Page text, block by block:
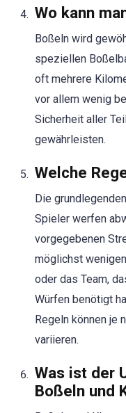
Wo kann
Boßeln wird
speziellen
oft mehrere
vor allem wenig
Sicherheit aller
gewährleisten.
Welche
Die
Spieler werfen
vorgegebenen
möglichst
oder das Team,
Würfen benötigt
Regeln können je
variieren.
Was ist der
Boßeln und